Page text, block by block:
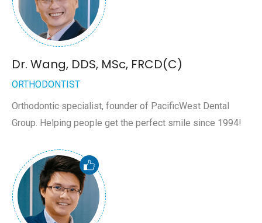
Dr. Wang, DDS, MSc, FRCD(C)
ORTHODONTIST
Orthodontic specialist, founder of PacificWest Dental
Group. Helping people get the perfect smile since 1994!